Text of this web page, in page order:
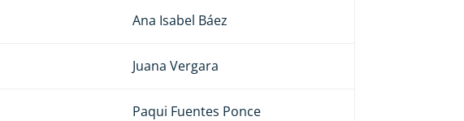
Ana Isabel Báez
Juana Vergara
Paqui Fuentes Ponce